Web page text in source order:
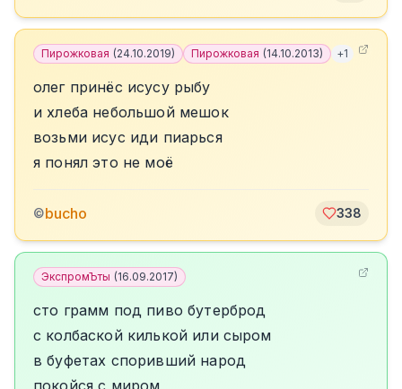
Пирожковая (24.10.2019) Пирожковая (14.10.2013) +1
олег принёс исусу рыбу
и хлеба небольшой мешок
возьми исус иди пиарься
я понял это не моё
©bucho 338
ЭкспромЪты (16.09.2017)
сто грамм под пиво бутерброд
с колбаской килькой или сыром
в буфетах споривший народ
покойся с миром